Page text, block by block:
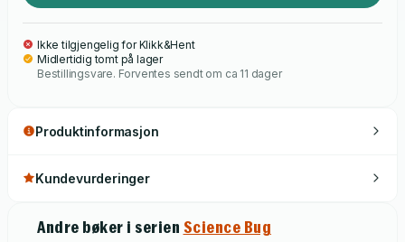
With full and comprehensive coverage of the skills and
knowledge required for curriculum attainment, Science
Bug International will help you to nurture and inspire
Ikke tilgjengelig for Klikk&Hent
Midlertidig tomt på lager
Bestillingsvare. Forventes sendt om ca 11 dager
Produktinformasjon
Kundevurderinger
Andre bøker i serien Science Bug